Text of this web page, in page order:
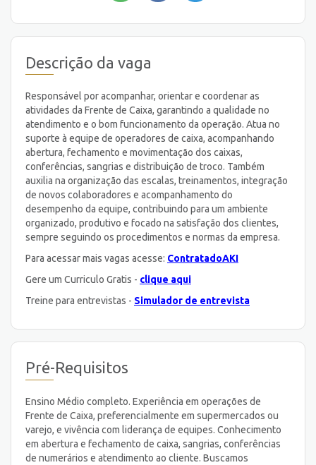
Descrição da vaga
Responsável por acompanhar, orientar e coordenar as
atividades da Frente de Caixa, garantindo a qualidade no
atendimento e o bom funcionamento da operação. Atua no
suporte à equipe de operadores de caixa, acompanhando
abertura, fechamento e movimentação dos caixas,
conferências, sangrias e distribuição de troco. Também
auxilia na organização das escalas, treinamentos, integração
de novos colaboradores e acompanhamento do
desempenho da equipe, contribuindo para um ambiente
organizado, produtivo e focado na satisfação dos clientes,
sempre seguindo os procedimentos e normas da empresa.
Para acessar mais vagas acesse: ContratadoAKI
Gere um Curriculo Gratis - clique aqui
Treine para entrevistas - Simulador de entrevista
Pré-Requisitos
Ensino Médio completo. Experiência em operações de
Frente de Caixa, preferencialmente em supermercados ou
varejo, e vivência com liderança de equipes. Conhecimento
em abertura e fechamento de caixa, sangrias, conferências
de numerários e atendimento ao cliente. Buscamos